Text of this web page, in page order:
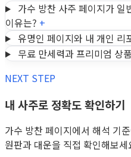
가수 방찬 사주 페이지가 일
이유는? +
유명인 페이지와 내 개인 리
무료 만세력과 프리미엄 상
NEXT STEP
내 사주로 정확도 확인하기
가수 방찬 페이지에서 해석 기
원판과 대운을 직접 확인해보세